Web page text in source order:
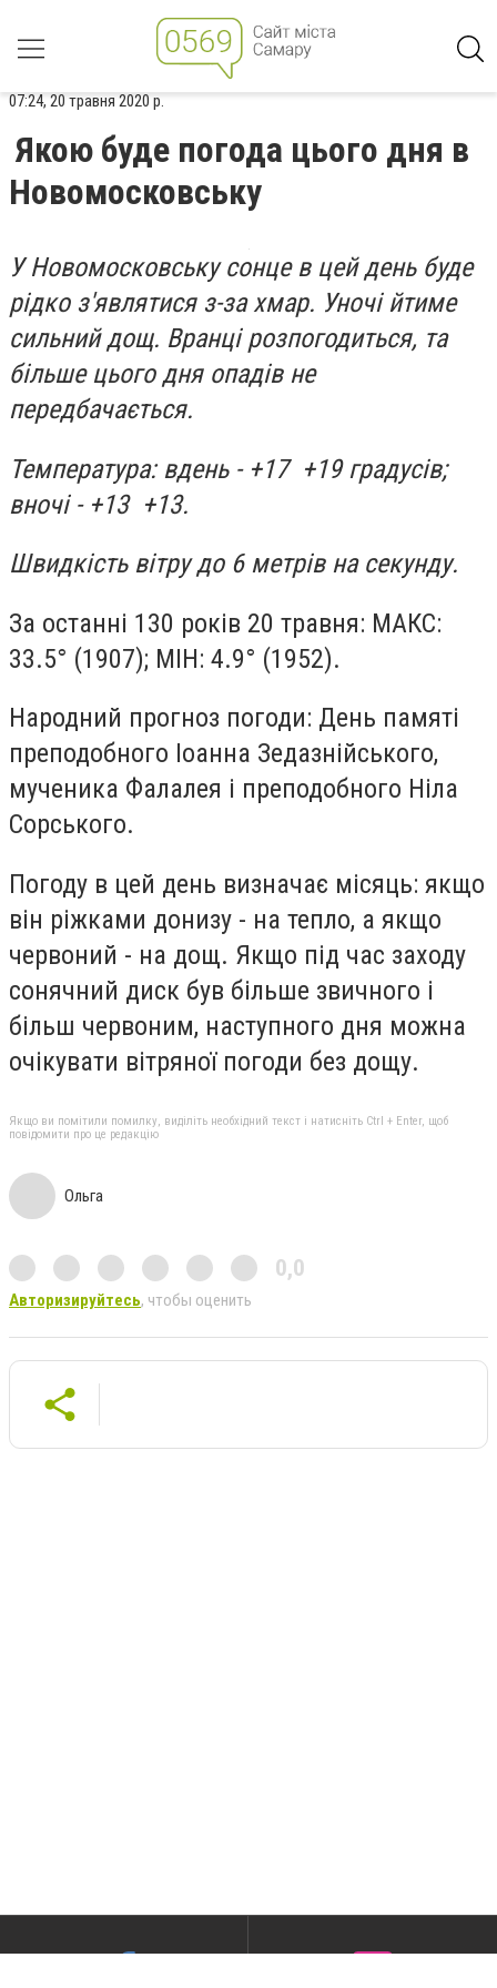
07:24, 20 травня 2020 р.
Якою буде погода цього дня в
Новомосковську
У Новомосковську сонце в цей день буде
рідко з'являтися з-за хмар. Уночі йтиме
сильний дощ. Вранці розпогодиться, та
більше цього дня опадів не
передбачається.
Температура: вдень - +17 +19 градусів;
вночі - +13 +13.
Швидкість вітру до 6 метрів на секунду.
За останні 130 років 20 травня: МАКС:
33.5° (1907); МІН: 4.9° (1952).
Народний прогноз погоди: День памяті
преподобного Іоанна Зедазнійського,
мученика Фалалея і преподобного Ніла
Сорського.
Погоду в цей день визначає місяць: якщо
він ріжками донизу - на тепло, а якщо
червоний - на дощ. Якщо під час заходу
сонячний диск був більше звичного і
більш червоним, наступного дня можна
очікувати вітряної погоди без дощу.
Якщо ви помітили помилку, виділіть необхідний текст і натисніть Ctrl + Enter, щоб
повідомити про це редакцію
Ольга
0,0
Авторизируйтесь, чтобы оценить